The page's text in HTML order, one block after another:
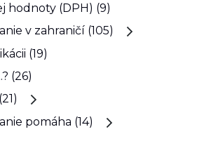
hodnoty (DPH) (9)
v zahraničí (105)
(19)
(26)
pomáha (14)